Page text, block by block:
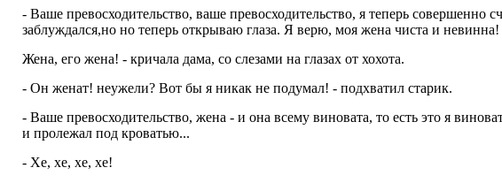
- Ваше превосходительство, ваше превосходительство, я теперь
заблуждался,но но теперь открываю глаза. Я верю, моя жена чиста и
Жена, его жена! - кричала дама, со слезами на глазах от хохота.
- Он женат! неужели? Вот бы я никак не подумал! - подхватил старик.
- Ваше превосходительство, жена - и она всему виновата, то есть это я
и пролежал под кроватью...
- Хе, хе, хе, хе!